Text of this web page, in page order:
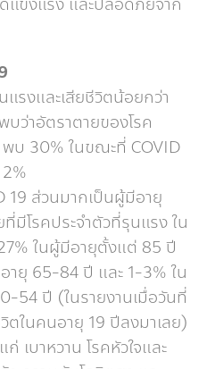
แรงและเสียชีวิตน้อยกว่า
บว่าอัตราตายของโรค
บ 30% ในขณะที่ COVID
19 ส่วนมากเป็นผู้มีอายุ
มีโรคประจำตัวที่รุนแรง ใน
ในผู้มีอายุตั้งแต่ 85 ปี
ายุ 65-84 ปี และ 1-3% ใน
54 ปี (ในรายงานเมื่อวันที่
ในคนอายุ 19 ปีลงมาเลย)
เบาหวาน โรคหัวใจและ